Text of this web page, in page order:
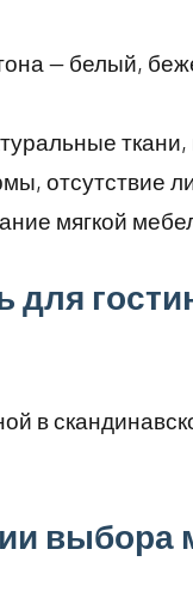
— белый,
отсутствие
мягкой
для
в
выбора